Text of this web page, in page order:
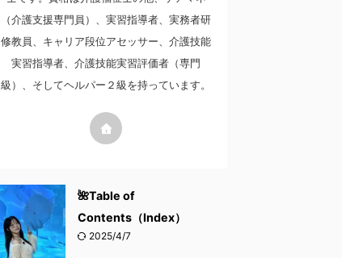
（介護支援専門員）、実習指導者、実務者研
修教員、キャリア段位アセッサー、介護技能
実習指導者、介護技能実習評価者（専門
級）、そしてヘルパー２級を持っています。
🌺Table of
Contents（Index）
2025/4/7